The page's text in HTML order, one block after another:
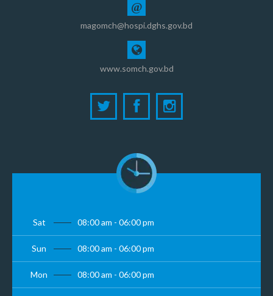
@
magomch@hospi.dghs.gov.bd
www.somch.gov.bd
Sat 08:00 am - 06:00 pm
Sun 08:00 am - 06:00 pm
Mon 08:00 am - 06:00 pm